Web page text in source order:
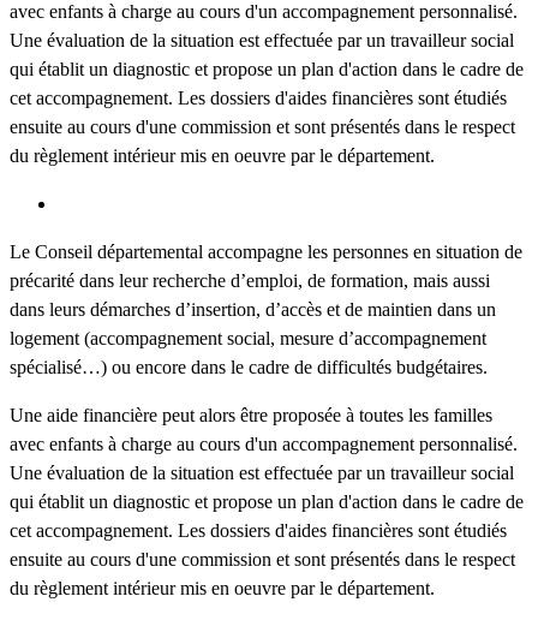
avec enfants à charge au cours d'un accompagnement personnalisé.
Une évaluation de la situation est effectuée par un travailleur social
qui établit un diagnostic et propose un plan d'action dans le cadre de
cet accompagnement. Les dossiers d'aides financières sont étudiés
ensuite au cours d'une commission et sont présentés dans le respect
du règlement intérieur mis en oeuvre par le département.
Le Conseil départemental accompagne les personnes en situation de
précarité dans leur recherche d’emploi, de formation, mais aussi
dans leurs démarches d’insertion, d’accès et de maintien dans un
logement (accompagnement social, mesure d’accompagnement
spécialisé…) ou encore dans le cadre de difficultés budgétaires.
Une aide financière peut alors être proposée à toutes les familles
avec enfants à charge au cours d'un accompagnement personnalisé.
Une évaluation de la situation est effectuée par un travailleur social
qui établit un diagnostic et propose un plan d'action dans le cadre de
cet accompagnement. Les dossiers d'aides financières sont étudiés
ensuite au cours d'une commission et sont présentés dans le respect
du règlement intérieur mis en oeuvre par le département.